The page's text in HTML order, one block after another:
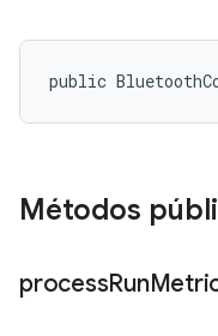
public
Métodos
processRun